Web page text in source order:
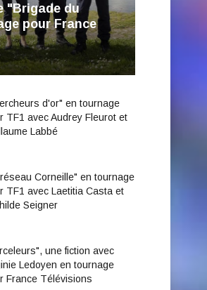
"Brigade du
pour France
d'or" en tournage
TF1 avec Audrey Fleurot et
Labbé
Corneille" en tournage
TF1 avec Laetitia Casta et
Seigner
une fiction avec
Ledoyen en tournage
France Télévisions